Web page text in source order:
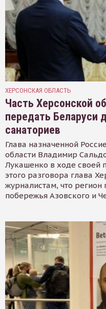
ХЕРСОНСКАЯ ОБЛАСТЬ
Часть Херсонской
передать Беларуси
санаториев
Глава назначенной
области Владимир
Лукашенко в ходе своей
этого разговора глава
журналистам, что регион
побережья Азовского и